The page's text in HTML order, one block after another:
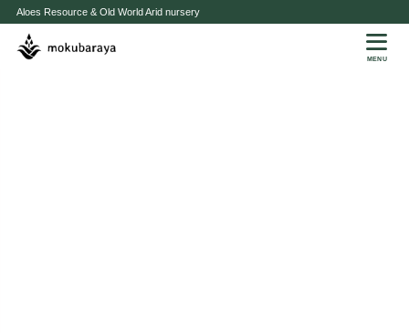
Aloes Resource & Old World Arid nursery
MENU